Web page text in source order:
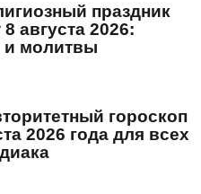
праздник
августа 2026:
и молитвы
гороскоп
2026 года для всех